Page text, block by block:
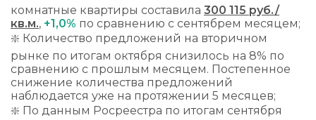
комнатные квартиры составила 300 115 руб./
кв.м., +1,0% по сравнению с сентябрем месяцем;
❇️ Количество предложений на вторичном
рынке по итогам октября снизилось на 8% по
сравнению с прошлым месяцем. Постепенное
снижение количества предложений
наблюдается уже на протяжении 5 месяцев;
❇️ По данным Росреестра по итогам сентября